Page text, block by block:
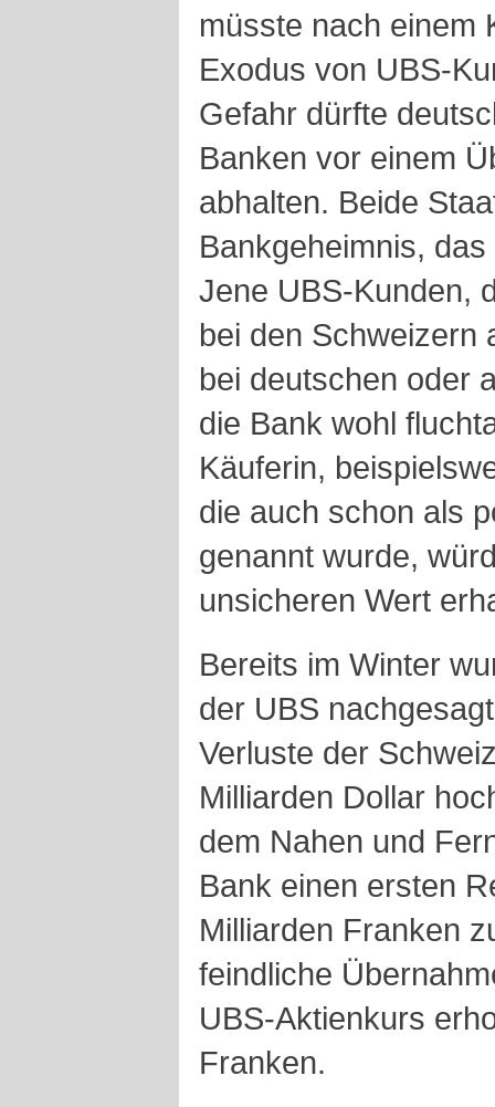
müsste nach einem
Exodus von UBS-
Gefahr dürfte
Banken vor einem
abhalten. Beide
Bankgeheimnis,
Jene UBS-Kunden,
bei den Schweizern
bei deutschen oder
die Bank wohl
Käuferin,
die auch schon als
genannt wurde,
unsicheren Wert
Bereits im Winter
der UBS
Verluste der
Milliarden Dollar
dem Nahen und
Bank einen ersten
Milliarden Franken
feindliche
UBS-Aktienkurs
Franken.